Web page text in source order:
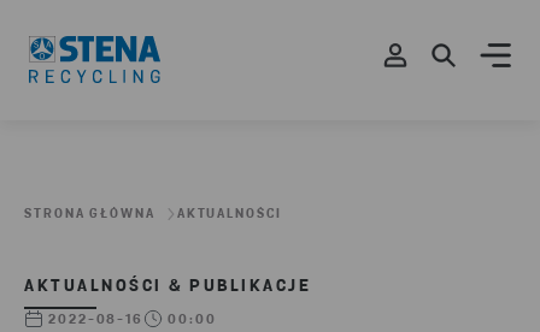
STRONA GŁÓWNA AKTUALNOŚCI
AKTUALNOŚCI & PUBLIKACJE
2022-08-16 00:00